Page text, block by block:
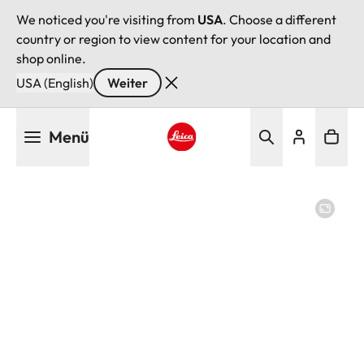
We noticed you're visiting from USA. Choose a different
country or region to view content for your location and
shop online.
USA (English)
Weiter
Menü